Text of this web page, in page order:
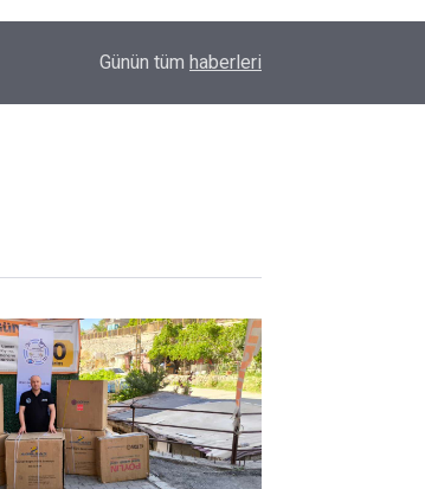
Yüksekova'da Kültür Sanat sokağı bağlantı
Günün tüm haberleri